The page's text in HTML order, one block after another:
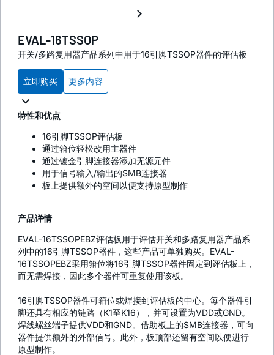
EVAL-16TSSOP
开关/多路复用器产品系列中用于16引脚TSSOP器件的评估板
立即购买 更多内容
特性和优点
16引脚TSSOP评估板
通过箝位轻松改用主器件
通过镀金引脚连接器添加无源元件
用于信号输入/输出的SMB连接器
板上提供额外的空间以便支持原型制作
产品详情
EVAL-16TSSOPEBZ评估板用于评估开关和多路复用器产品系
列中的16引脚TSSOP器件，这些产品可单独购买。EVAL-
16TSSOPEBZ采用箝位将16引脚TSSOP器件固定到评估板上，
而无需焊接，因此多个器件可重复使用该板。
16引脚TSSOP器件可箝位或焊接到评估板的中心。每个器件引
脚还具有相应的链路（K1至K16），并可设置为VDD或GND。
焊线螺丝端子提供VDD和GND。借助板上的SMB连接器，可向
器件提供额外的外部信号。此外，板顶部还留有空间以便进行
原型制作。